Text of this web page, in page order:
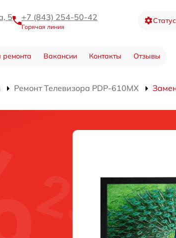
5 +7 (843) 254-50-42
Горячая линия
ремонта Вакансии Контакты Отзывы
Ремонт Телевизора PDP-610MX